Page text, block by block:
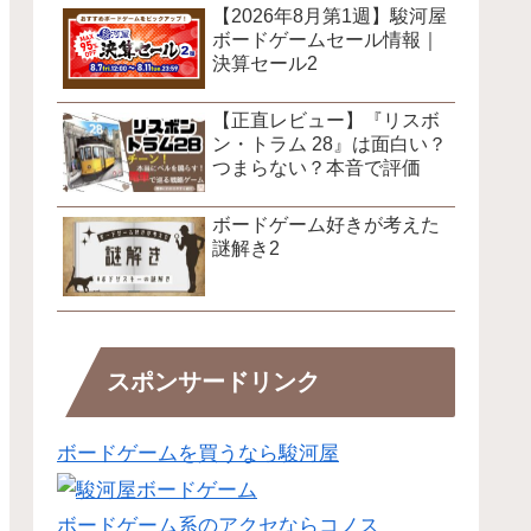
【2026年8月第1週】駿河屋
ボードゲームセール情報｜
決算セール2
【正直レビュー】『リスボ
ン・トラム 28』は面白い？
つまらない？本音で評価
ボードゲーム好きが考えた
謎解き2
スポンサードリンク
ボードゲームを買うなら駿河屋
ボードゲーム系のアクセならコノス